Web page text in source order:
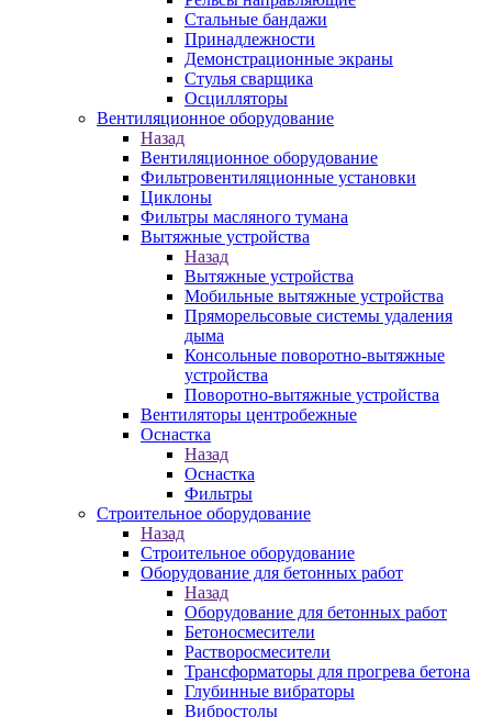
Стальные бандажи
Принадлежности
Демонстрационные экраны
Стулья сварщика
Осцилляторы
Вентиляционное оборудование
Назад
Вентиляционное оборудование
Фильтровентиляционные установки
Циклоны
Фильтры масляного тумана
Вытяжные устройства
Назад
Вытяжные устройства
Мобильные вытяжные устройства
Пряморельсовые системы удаления
дыма
Консольные поворотно-вытяжные
устройства
Поворотно-вытяжные устройства
Вентиляторы центробежные
Оснастка
Назад
Оснастка
Фильтры
Строительное оборудование
Назад
Строительное оборудование
Оборудование для бетонных работ
Назад
Оборудование для бетонных работ
Бетоносмесители
Растворосмесители
Трансформаторы для прогрева бетона
Глубинные вибраторы
Вибростолы